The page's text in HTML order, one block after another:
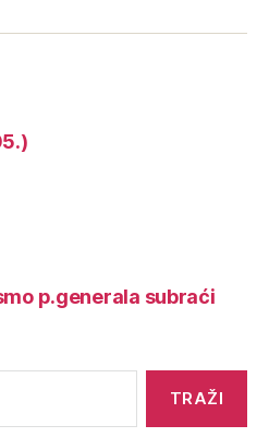
p.generala subraći